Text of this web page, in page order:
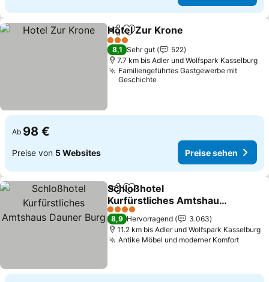
TeilenZu Favoriten hinzufügen
Hotel Zur Krone
3 Sterne
8,1 Sehr gut
522
7.7 km bis Adler und Wolfspark Kasselburg
Familiengeführtes Gastgewerbe mit
Geschichte
Ab 98 €
Preise von 5 Websites Preise sehen
TeilenZu Favoriten hinzufügen
Schloßhotel
Kurfürstliches Amtshaus
Dauner Burg
Preise sehen
4 Sterne
8,9 Hervorragend
3.063
11.2 km bis Adler und Wolfspark Kasselburg
Antike Möbel und moderner KomfortPreise